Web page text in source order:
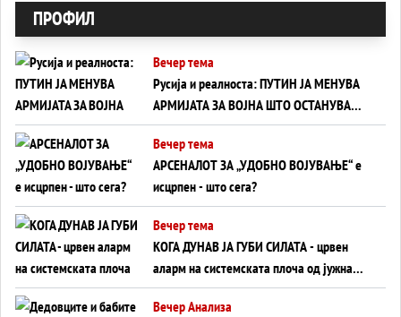
ПРОФИЛ
Вечер тема
Русија и реалноста: ПУТИН ЈА МЕНУВА
АРМИЈАТА ЗА ВОЈНА ШТО ОСТАНУВА
БЕЗ ФРОНТ
Вечер тема
АРСЕНАЛОТ ЗА „УДОБНО ВОЈУВАЊЕ“ е
исцрпен - што сега?
Вечер тема
КОГА ДУНАВ ЈА ГУБИ СИЛАТА - црвен
аларм на системската плоча од јужна
Германија до Црното Море...
Вечер Анализа